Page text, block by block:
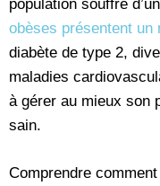
population souffre
obèses présentent un
diabète de type 2,
maladies
à gérer au mieux son
sain.
Comprendre